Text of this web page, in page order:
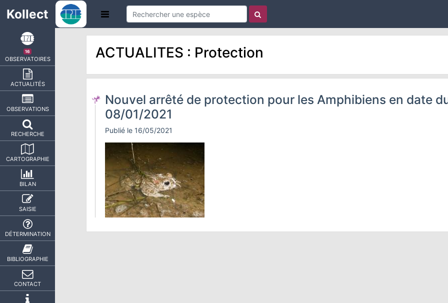
Kollect
16
OBSERVATOIRES
ACTUALITÉS
OBSERVATIONS
RECHERCHE
CARTOGRAPHIE
BILAN
SAISIE
DÉTERMINATION
BIBLIOGRAPHIE
CONTACT
ACTUALITES : Protection
Nouvel arrêté de protection pour les Amphibiens en date
08/01/2021
Publié le 16/05/2021